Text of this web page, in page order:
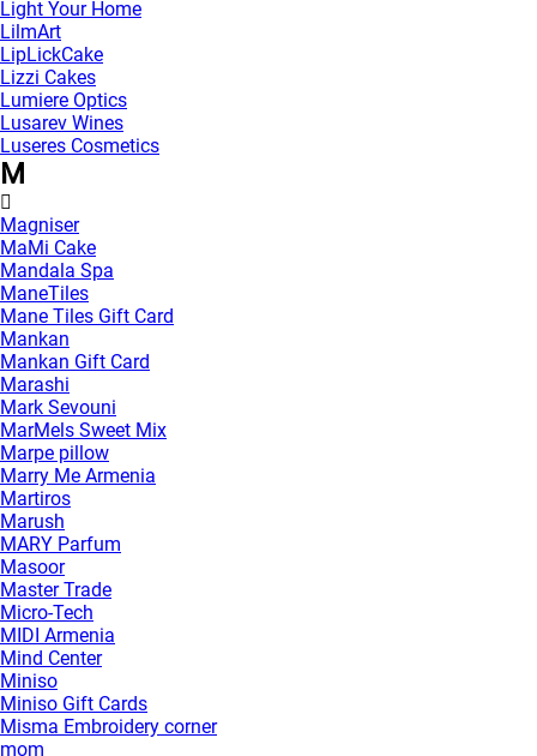
Light Your Home
LilmArt
LipLickCake
Lizzi Cakes
Lumiere Optics
Lusarev Wines
Luseres Cosmetics
M
Magniser
MaMi Cake
Mandala Spa
ManeTiles
Mane Tiles Gift Card
Mankan
Mankan Gift Card
Marashi
Mark Sevouni
MarMels Sweet Mix
Marpe pillow
Marry Me Armenia
Martiros
Marush
MARY Parfum
Masoor
Master Trade
Micro-Tech
MIDI Armenia
Mind Center
Miniso
Miniso Gift Cards
Misma Embroidery corner
mom